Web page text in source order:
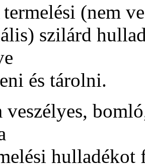
(nem
szilárd
és tárolni.
veszélyes,
hulladékot